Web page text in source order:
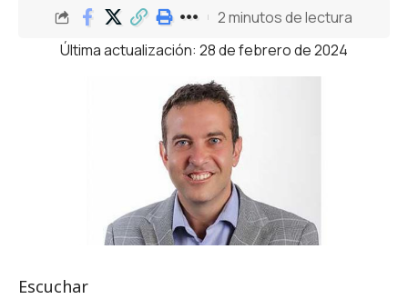
Última actualización: 28 de febrero de 2024
2 minutos de lectura
Escuchar